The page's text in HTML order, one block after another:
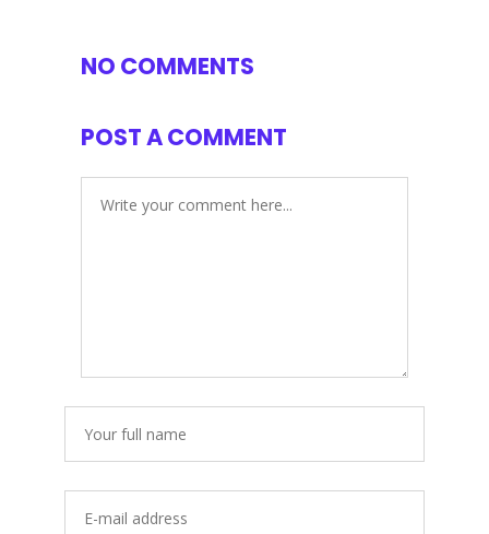
NO COMMENTS
POST A COMMENT